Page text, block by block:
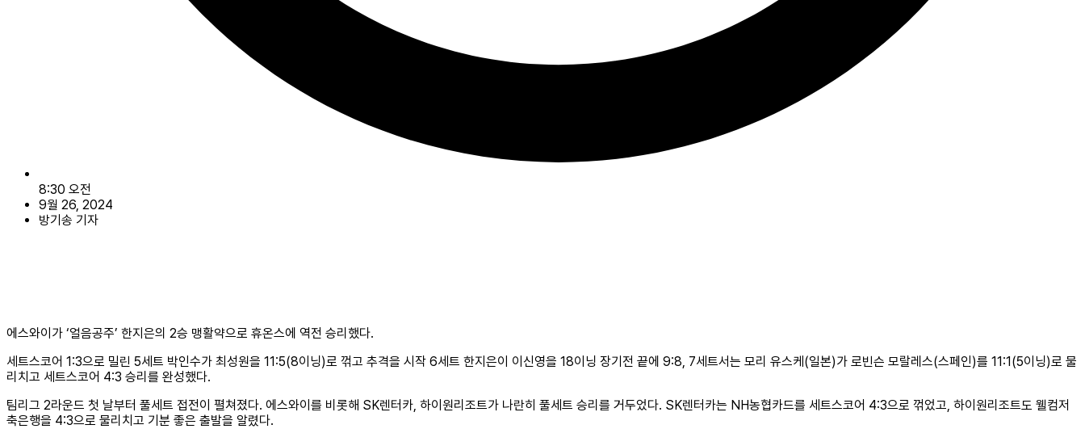
8:30 오전
9월 26, 2024
방기송 기자
에스와이가 ‘얼음공주’ 한지은의 2승 맹활약으로 휴온스에 역전 승리했다.
세트스코어 1:3으로 밀린 5세트 박인수가 최성원을 11:5(8이닝)로 꺾고 추격을 시작 6세트 한지은이 이신영을 18이닝 장기전 끝에 9:8, 7세트서는 모리 유스케(일본)가 로빈슨 모랄레스(스페인)를 11:1(5이닝)로 물
리치고 세트스코어 4:3 승리를 완성했다.
팀리그 2라운드 첫 날부터 풀세트 접전이 펼쳐졌다. 에스와이를 비롯해 SK렌터카, 하이원리조트가 나란히 풀세트 승리를 거두었다. SK렌터카는 NH농협카드를 세트스코어 4:3으로 꺾었고, 하이원리조트도 웰컴저
축은행을 4:3으로 물리치고 기분 좋은 출발을 알렸다.